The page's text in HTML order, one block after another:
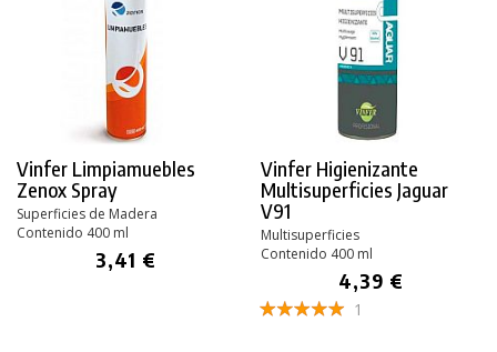
Vinfer Limpiamuebles
Zenox Spray
Superficies de Madera
Contenido 400 ml
3,41 €
Vinfer Higienizante
Multisuperficies Jaguar
V91
Multisuperficies
Contenido 400 ml
4,39 €
1